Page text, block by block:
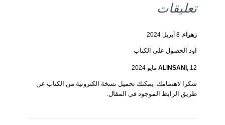
تعليقات
زهراء, 8 أبريل 2024
اود الحصول على الكتاب
ALINSANI, 12 مايو 2024
شكرا لاهتمامك. يمكنك تحميل نسخة الكترونية من الكتاب عن
طريق الرابط الموجود في المقال.